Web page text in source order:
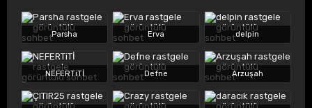
Parsha Erva delpin
NEFERTiTİ Defne Arzuşah